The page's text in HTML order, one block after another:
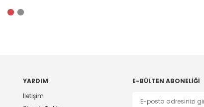
YARDIM
İletişim
E-BÜLTEN ABONELIĞI